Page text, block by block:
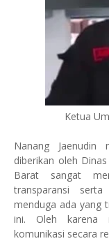
Ketua
Nanang Jaenudin
diberikan oleh
Barat sangat
transparansi
menduga ada yang
ini. Oleh karena
komunikasi secara